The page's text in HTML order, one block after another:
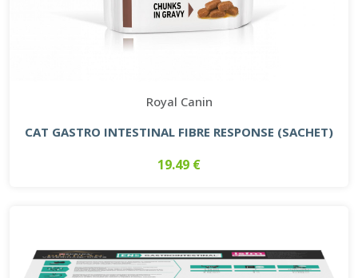
Royal Canin
CAT GASTRO INTESTINAL FIBRE RESPONSE (SACHET)
19.49 €